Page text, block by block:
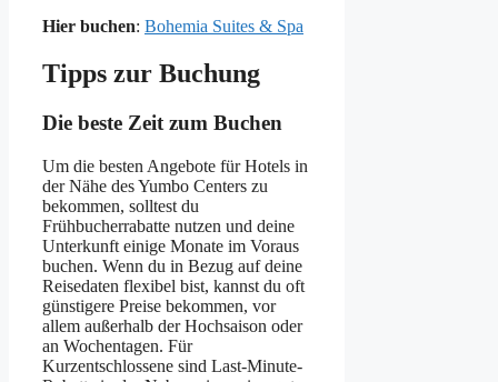
Hier buchen: Bohemia Suites & Spa
Tipps zur Buchung
Die beste Zeit zum Buchen
Um die besten Angebote für Hotels in
der Nähe des Yumbo Centers zu
bekommen, solltest du
Frühbucherrabatte nutzen und deine
Unterkunft einige Monate im Voraus
buchen. Wenn du in Bezug auf deine
Reisedaten flexibel bist, kannst du oft
günstigere Preise bekommen, vor
allem außerhalb der Hochsaison oder
an Wochentagen. Für
Kurzentschlossene sind Last-Minute-